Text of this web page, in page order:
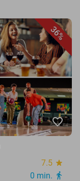
36%
favorite_border
7.5 star
0 min. directions_walk